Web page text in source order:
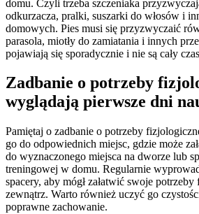
domu. Czyli trzeba szczeniaka
odkurzacza, pralki, suszarki do włosów i
domowych. Pies musi się przyzwyczaić
parasola, miotły do zamiatania i innych
pojawiają się sporadycznie i nie są cały
Zadbanie o potrzeby
wyglądają pierwsze dni
Pamiętaj o zadbanie o potrzeby
go do odpowiednich miejsc, gdzie może
do wyznaczonego miejsca na dworze lub
treningowej w domu. Regularnie
spacery, aby mógł załatwić swoje
zewnątrz. Warto również uczyć go
poprawne zachowanie.